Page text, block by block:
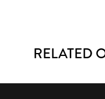
RELATED